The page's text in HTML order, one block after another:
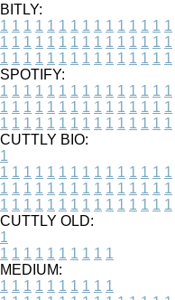
BITLY:
1 1 1 1 1 1 1 1 1 1 1 1 1 1 1
1 1 1 1 1 1 1 1 1 1 1 1 1 1 1
1 1 1 1 1 1 1 1 1 1 1 1 1 1 1
SPOTIFY:
1 1 1 1 1 1 1 1 1 1 1 1 1 1 1
1 1 1 1 1 1 1 1 1 1 1 1 1 1 1
1 1 1 1 1 1 1 1 1 1 1 1 1 1 1
CUTTLY BIO:
1
1 1 1 1 1 1 1 1 1 1 1 1 1 1 1
1 1 1 1 1 1 1 1 1 1 1 1 1 1 1
1 1 1 1 1 1 1 1 1 1 1 1 1 1 1
CUTTLY OLD:
1
1 1 1 1 1 1 1 1 1 1
MEDIUM:
1 1 1 1 1 1 1 1 1 1